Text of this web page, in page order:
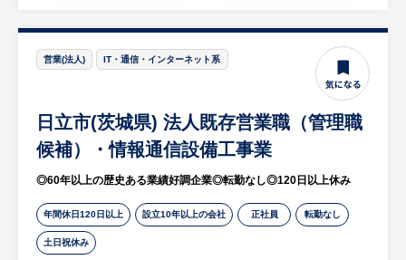
（出社頻度は要相談）。お客様の原子力施設
への国内出張/海外出張も有ります。
※詳細は面談時にお伝えします
・既存顧客のシステム導入と後のフォロー中
心で、新規開拓営業はありません。
（既存顧客からの紹介などに対応する機会は
等
※詳細は面談時にお伝えします
【営業スタイル】
・基本的には既存顧客のフォローをメインで
行っていただきます。
営業(法人) IT・通信・インターネット系
日立市(茨城県) 法人既存営業職（管理職
候補）・情報通信設備工事業
◎60年以上の歴史ある業績好調企業◎転勤なし◎120日以上休み
年間休日120日以上 設立10年以上の会社 正社員 転勤なし
土日祝休み